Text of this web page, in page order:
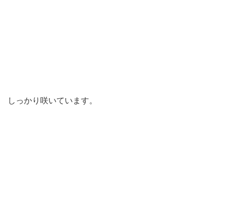
しっかり咲いています。